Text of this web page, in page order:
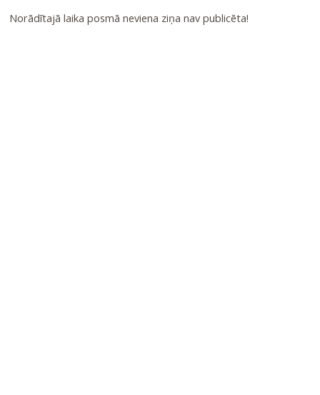
Norādītajā laika posmā neviena ziņa nav publicēta!